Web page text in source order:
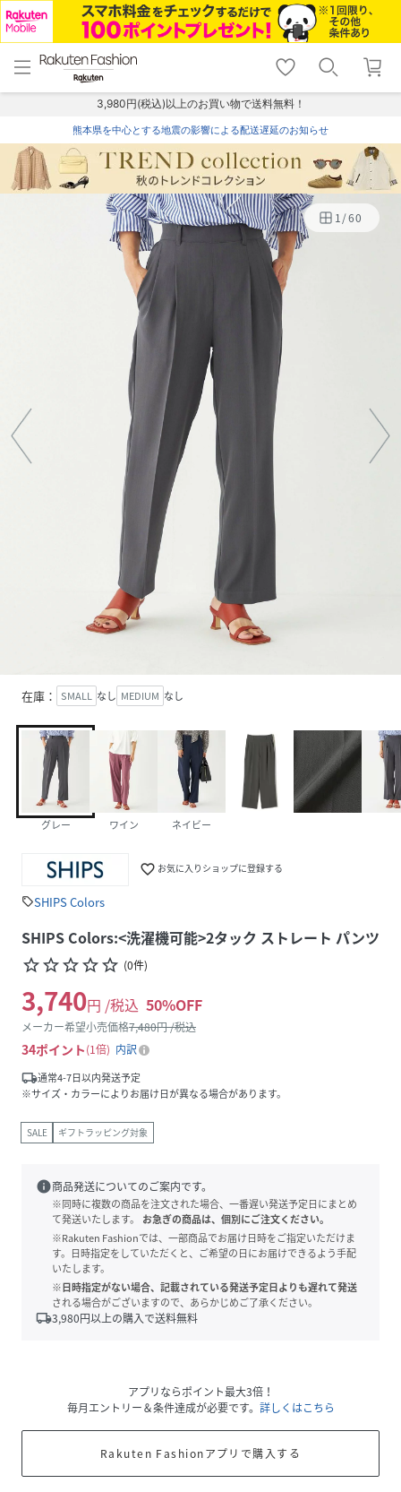
menu home
トップ
shopping_cart lock_outline
ログイン
3,980円(税込)以上のお買い物で送料無料！
熊本県を中心とする地震の影響による配送遅延のお知らせ
1/60
在庫： SMALL なし MEDIUM なし
グレー ワイン ネイビー
favorite_border お気に入りショップに登録する
sellSHIPS Colors
SHIPS Colors:<洗濯機可能>2タック ストレート パンツ
star_borderstar_borderstar_borderstar_borderstar_border (0件)
3,740円 /税込 50%OFF
メーカー希望小売価格7,480円 /税込
34ポイント 1倍
内訳
local_shipping通常4-7日以内発送予定
※サイズ・カラーによりお届け日が異なる場合があります。
SALE ギフトラッピング対象
info商品発送についてのご案内です。
※同時に複数の商品を注文された場合、一番遅い発送予定日にまとめ
て発送いたします。
お急ぎの商品は、個別にご注文ください。
※Rakuten Fashionでは、一部商品でお届け日時をご指定いただけま
す。日時指定をしていただくと、ご希望の日にお届けできるよう手配
いたします。
※日時指定がない場合、記載されている発送予定日よりも遅れて発送
される場合がございますので、あらかじめご了承ください。
local_shipping3,980円以上の購入で送料無料
アプリならポイント最大3倍！
毎月エントリー＆条件達成が必要です。 詳しくはこちら
Rakuten Fashionアプリで購入する